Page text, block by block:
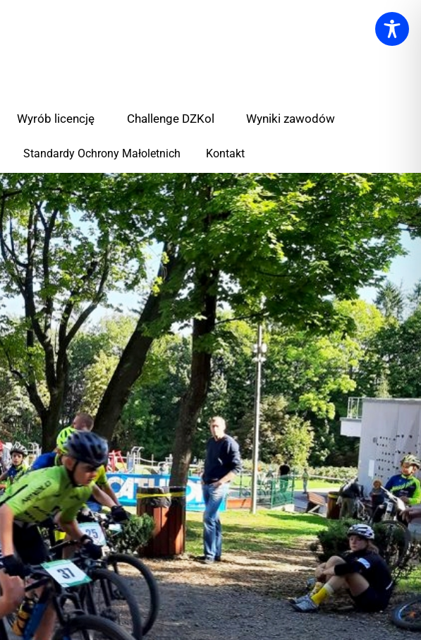
Wyrób licencję Challenge DZKol Wyniki zawodów
Standardy Ochrony Małoletnich Kontakt